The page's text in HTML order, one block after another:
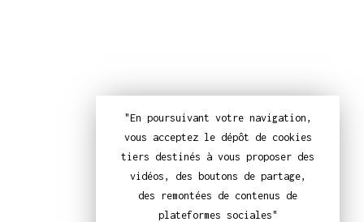
"En poursuivant votre navigation,
vous acceptez le dépôt de cookies
tiers destinés à vous proposer des
vidéos, des boutons de partage,
des remontées de contenus de
plateformes sociales"